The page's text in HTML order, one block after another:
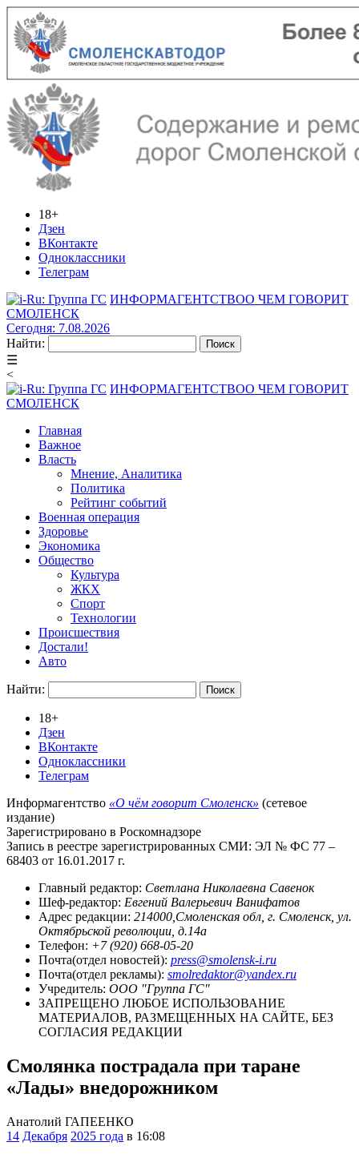
18+
Дзен
ВКонтакте
Одноклассники
Телеграм
ИНФОРМАГЕНТСТВОО ЧЕМ ГОВОРИТ
СМОЛЕНСК
Сегодня: 7.08.2026
Найти:
☰
<
ИНФОРМАГЕНТСТВОО ЧЕМ ГОВОРИТ
СМОЛЕНСК
Главная
Важное
Власть
Мнение, Аналитика
Политика
Рейтинг событий
Военная операция
Здоровье
Экономика
Общество
Культура
ЖКХ
Спорт
Технологии
Происшествия
Достали!
Авто
Найти:
18+
Дзен
ВКонтакте
Одноклассники
Телеграм
Информагентство «О чём говорит Смоленск» (сетевое
издание)
Зарегистрировано в Роскомнадзоре
Запись в реестре зарегистрированных СМИ: ЭЛ № ФС 77 –
68403 от 16.01.2017 г.
Главный редактор: Светлана Николаевна Савенок
Шеф-редактор: Евгений Валерьевич Ванифатов
Адрес редакции: 214000,Смоленская обл, г. Смоленск, ул.
Октябрьской революции, д.14а
Телефон: +7 (920) 668-05-20
Почта(отдел новостей): press@smolensk-i.ru
Почта(отдел рекламы): smolredaktor@yandex.ru
Учредитель: ООО "Группа ГС"
ЗАПРЕЩЕНО ЛЮБОЕ ИСПОЛЬЗОВАНИЕ
МАТЕРИАЛОВ, РАЗМЕЩЕННЫХ НА САЙТЕ, БЕЗ
СОГЛАСИЯ РЕДАКЦИИ
Смолянка пострадала при таране
«Лады» внедорожником
Анатолий ГАПЕЕНКО
14 Декабря 2025 года в 16:08